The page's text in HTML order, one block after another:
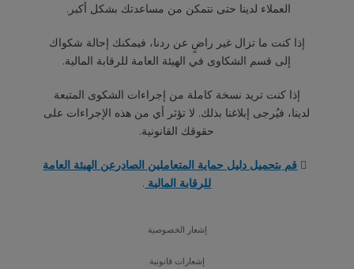
العملاء لدينا حتى نتمكن من مساعدتك بشكل أكبر.
إذا كنت ما تزال غير راضٍ عن ردنا، فيمكنك إحالة شكواك
إلى قسم الشكاوى في الهيئة العامة للرقابة المالية.
إذا كنت تريد نسخة كاملة من إجراءات الشكوى المتبعة
لدينا، فيُرجى إبلاغنا بذلك. لا تؤثر أي من هذه الإجراءات على
حقوقك القانونية.
قم بتحميل دليل حماية المتعاملين الصادرعن الهيئة العامة
للرقابة المالية .
إشعار الخصوصية
إشعارات قانونية